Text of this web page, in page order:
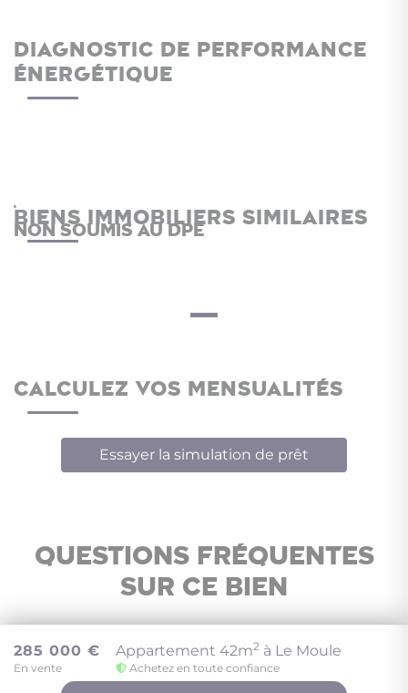
DIAGNOSTIC DE PERFORMANCE
ÉNERGÉTIQUE
BIENS IMMOBILIERS SIMILAIRES
CALCULEZ VOS MENSUALITÉS
Essayer la simulation de prêt
285 000 € Appartement 42m2 à Le Moule
En vente Achetez en toute confiance
Questions fréquentes
sur ce bien
Où se situe cet appartement et qu'y a-t-il à
proximité ?